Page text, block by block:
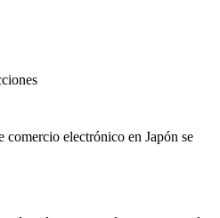
comercio electrónico en Japón se